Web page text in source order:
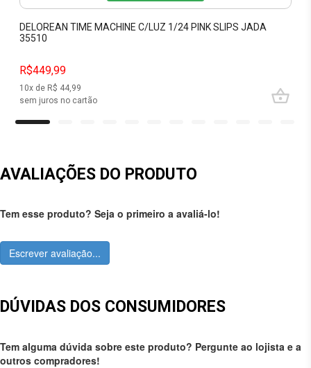
DELOREAN TIME MACHINE C/LUZ 1/24 PINK SLIPS JADA
35510
R$449,99
10x de R$ 44,99
sem juros no cartão
AVALIAÇÕES DO PRODUTO
Tem esse produto? Seja o primeiro a avaliá-lo!
Escrever avaliação...
DÚVIDAS DOS CONSUMIDORES
Tem alguma dúvida sobre este produto? Pergunte ao lojista e a
outros compradores!